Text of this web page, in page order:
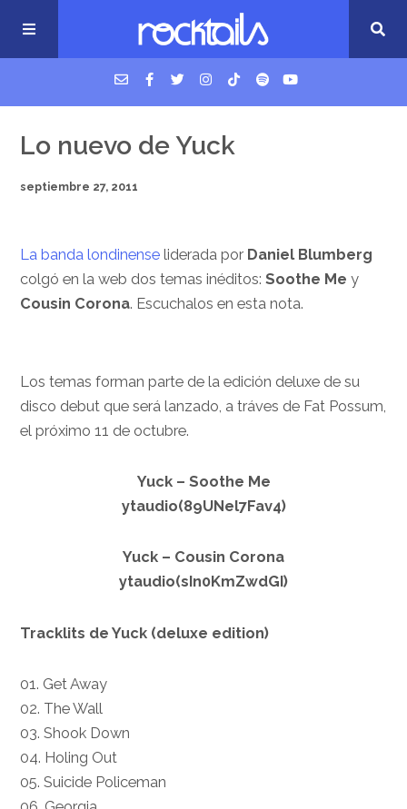
Cigarrillos en la cama
Música nueva
Lo nuevo de Yuck
septiembre 27, 2011
La banda londinense liderada por Daniel Blumberg
colgó en la web dos temas inéditos:Soothe Me y
Cousin Corona. Escuchalos en esta nota.
Los temas forman parte de la edición deluxe de su
disco debut que será lanzado, a tráves de Fat Possum,
el próximo 11 de octubre.
Yuck – Soothe Me
ytaudio(89UNel7Fav4)
Yuck – Cousin Corona
ytaudio(sIn0KmZwdGI)
Tracklits de Yuck (deluxe edition)
01. Get Away
02. The Wall
03. Shook Down
04. Holing Out
05. Suicide Policeman